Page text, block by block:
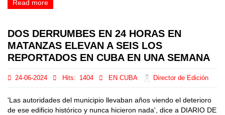
Read more
DOS DERRUMBES EN 24 HORAS EN
MATANZAS ELEVAN A SEIS LOS
REPORTADOS EN CUBA EN UNA SEMANA
24-06-2024 Hits: 1404 EN CUBA Director de Edición
'Las autoridades del municipio llevaban años viendo el deterioro
de ese edificio histórico y nunca hicieron nada', dice a DIARIO DE